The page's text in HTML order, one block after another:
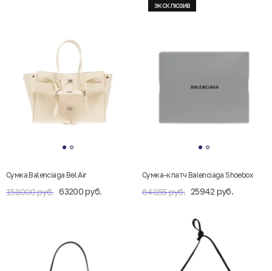
Сумка Balenciaga Bel Air
158000 руб. 63200 руб.
эксклюзив
Сумка-клатч Balenciaga Shoebox
64855 руб. 25942 руб.